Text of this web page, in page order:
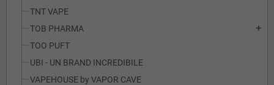
TNT VAPE
TOB PHARMA
add
TOO PUFT
UBI - UN BRAND INCREDIBILE
VAPEHOUSE by VAPOR CAVE